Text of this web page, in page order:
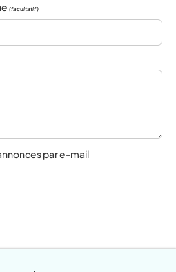
(facultatif)
par e-mail